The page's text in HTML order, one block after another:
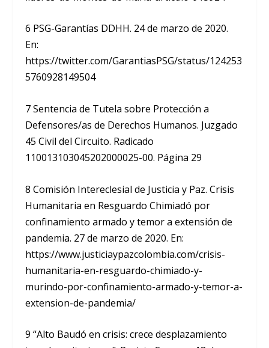
6 PSG-Garantías DDHH. 24 de marzo de 2020.
En:
https://twitter.com/GarantiasPSG/status/124253
5760928149504
7 Sentencia de Tutela sobre Protección a
Defensores/as de Derechos Humanos. Juzgado
45 Civil del Circuito. Radicado
110013103045202000025-00. Página 29
8 Comisión Intereclesial de Justicia y Paz. Crisis
Humanitaria en Resguardo Chimiadó por
confinamiento armado y temor a extensión de
pandemia. 27 de marzo de 2020. En:
https://www.justiciaypazcolombia.com/crisis-
humanitaria-en-resguardo-chimiado-y-
murindo-por-confinamiento-armado-y-temor-a-
extension-de-pandemia/
9 “Alto Baudó en crisis: crece desplazamiento